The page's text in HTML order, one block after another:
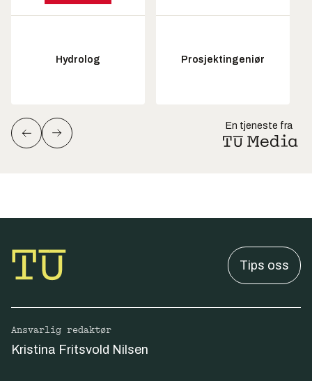
Hydrolog Prosjektingeniør
En tjeneste fra
Tips oss
Ansvarlig redaktør
Kristina Fritsvold Nilsen